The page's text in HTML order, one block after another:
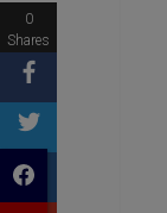
0
Shares